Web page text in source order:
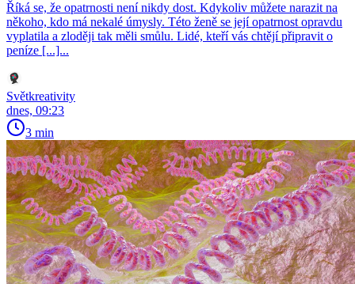
Říká se, že opatrnosti není nikdy dost. Kdykoliv můžete narazit na
někoho, kdo má nekalé úmysly. Této ženě se její opatrnost opravdu
vyplatila a zloději tak měli smůlu. Lidé, kteří vás chtějí připravit o
peníze [...]...
Světkreativity
dnes, 09:23
3 min